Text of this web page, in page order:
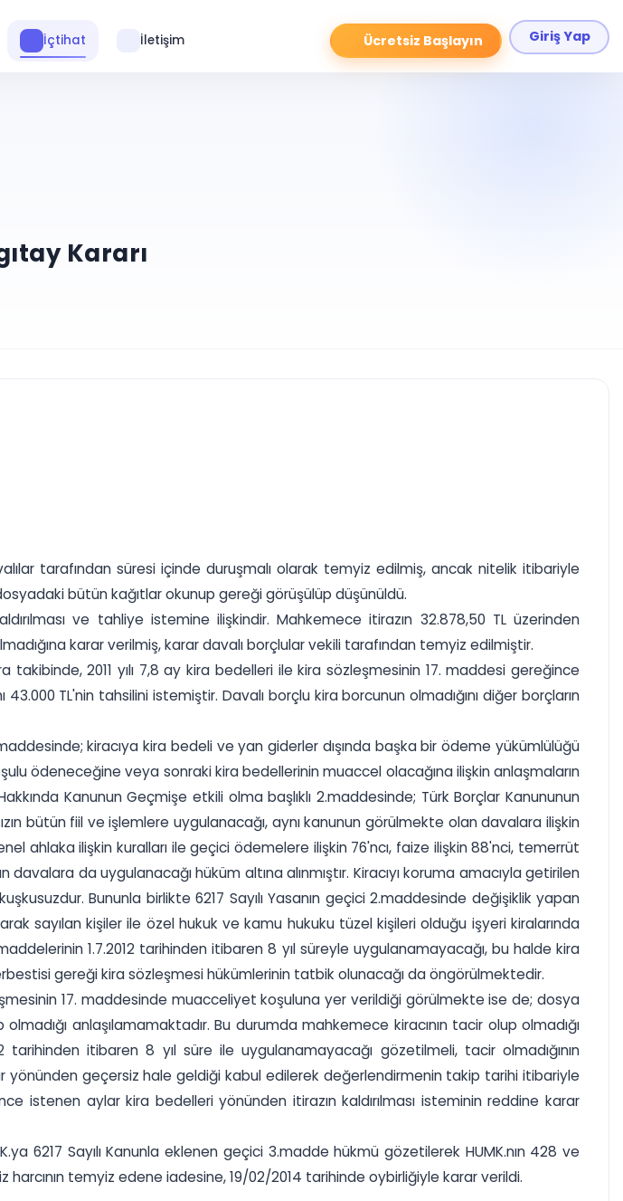
Ücretsiz Başlayın Giriş Yap
İçtihat İletişim
Kararı
tarafından süresi içinde duruşmalı olarak temyiz edilmiş, ancak nitelik itibariyle
bütün kağıtlar okunup gereği görüşülüp düşünüldü.
ve tahliye istemine ilişkindir. Mahkemece itirazın 32.878,50 TL üzerinden
karar verilmiş, karar davalı borçlular vekili tarafından temyiz edilmiştir.
2011 yılı 7,8 ay kira bedelleri ile kira sözleşmesinin 17. maddesi gereğince
43.000 TL'nin tahsilini istemiştir. Davalı borçlu kira borcunun olmadığını diğer borçların
kiracıya kira bedeli ve yan giderler dışında başka bir ödeme yükümlülüğü
ödeneceğine veya sonraki kira bedellerinin muaccel olacağına ilişkin anlaşmaların
Kanunun Geçmişe etkili olma başlıklı 2.maddesinde; Türk Borçlar Kanununun
bütün fiil ve işlemlere uygulanacağı, aynı kanunun görülmekte olan davalara ilişkin
ahlaka ilişkin kuralları ile geçici ödemelere ilişkin 76'ncı, faize ilişkin 88'nci, temerrüt
da uygulanacağı hüküm altına alınmıştır. Kiracıyı koruma amacıyla getirilen
Bununla birlikte 6217 Sayılı Yasanın geçici 2.maddesinde değişiklik yapan
sayılan kişiler ile özel hukuk ve kamu hukuku tüzel kişileri olduğu işyeri kiralarında
1.7.2012 tarihinden itibaren 8 yıl süreyle uygulanamayacağı, bu halde kira
gereği kira sözleşmesi hükümlerinin tatbik olunacağı da öngörülmektedir.
17. maddesinde muacceliyet koşuluna yer verildiği görülmekte ise de; dosya
anlaşılamamaktadır. Bu durumda mahkemece kiracının tacir olup olmadığı
tarihinden itibaren 8 yıl süre ile uygulanamayacağı gözetilmeli, tacir olmadığının
yönünden geçersiz hale geldiği kabul edilerek değerlendirmenin takip tarihi itibariyle
istenen aylar kira bedelleri yönünden itirazın kaldırılması isteminin reddine karar
6217 Sayılı Kanunla eklenen geçici 3.madde hükmü gözetilerek HUMK.nın 428 ve
harcının temyiz edene iadesine, 19/02/2014 tarihinde oybirliğiyle karar verildi.